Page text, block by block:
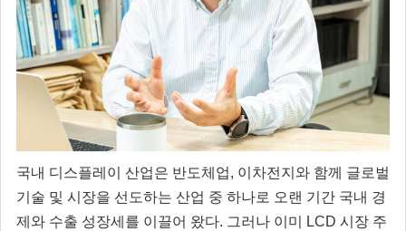
국내 디스플레이 산업은 반도체업, 이차전지와 함께 글로벌
기술 및 시장을 선도하는 산업 중 하나로 오랜 기간 국내 경
제와 수출 성장세를 이끌어 왔다. 그러나 이미 LCD 시장 주